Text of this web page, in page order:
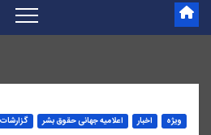
ویژه اخبار اعلاميه جهانی حقوق بشر